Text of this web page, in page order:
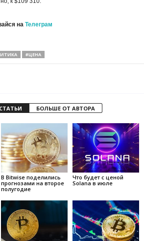
на Телеграм
#ЦЕНА
БОЛЬШЕ ОТ АВТОРА
В Bitwise поделились
прогнозами на второе
полугодие
Что будет с ценой
Solana в июле